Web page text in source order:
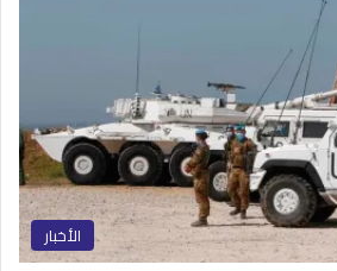
الأخبار